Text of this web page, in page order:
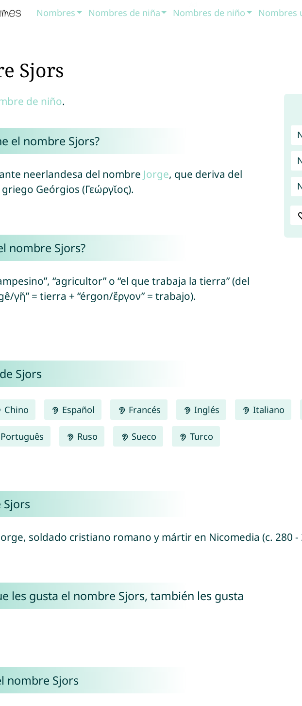
Nombres Nombres de niña Nombres de niño Nombres
Sjors
de niño.
el nombre Sjors?
neerlandesa del nombre Jorge, que deriva del
Geórgios (Γεώργῐος).
nombre Sjors?
“agricultor” o “el que trabaja la tierra” (del
γῆ” = tierra + “érgon/ἔργον” = trabajo).
Sjors
Chino Español Francés Inglés Italiano
Português Ruso Sueco Turco
Sjors
soldado cristiano romano y mártir en Nicomedia (c. 280 -
les gusta el nombre Sjors, también les gusta
nombre Sjors